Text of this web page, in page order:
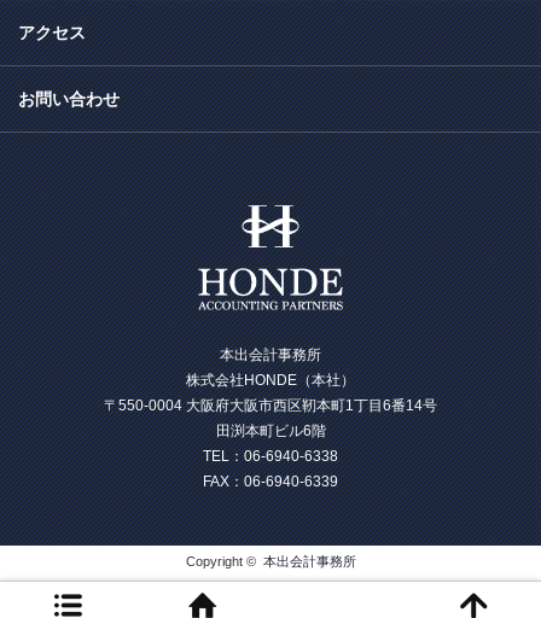
アクセス
お問い合わせ
本出会計事務所
株式会社HONDE（本社）
〒550-0004 大阪府大阪市西区靭本町1丁目6番14号
田渕本町ビル6階
TEL：06-6940-6338
FAX：06-6940-6339
Copyright © 本出会計事務所